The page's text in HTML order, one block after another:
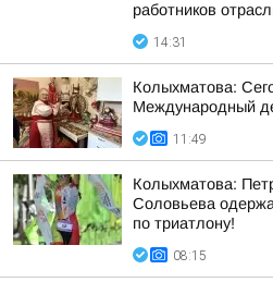
работников
14:31
Колыхматова:
Международный
11:49
Колыхматова:
Соловьева
по триатлону!
08:15